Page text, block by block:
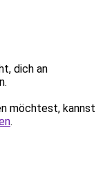
dich an
möchtest, kannst
.